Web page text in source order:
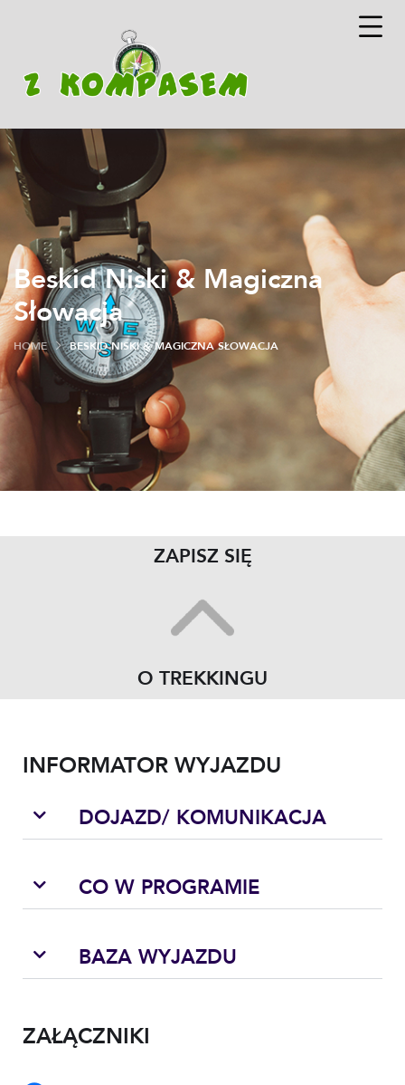
Beskid Niski & Magiczna
Słowacja
HOME BESKID NISKI & MAGICZNA SŁOWACJA
ZAPISZ SIĘ
O TREKKINGU
INFORMATOR WYJAZDU
DOJAZD/ KOMUNIKACJA
CO W PROGRAMIE
BAZA WYJAZDU
ZAŁĄCZNIKI